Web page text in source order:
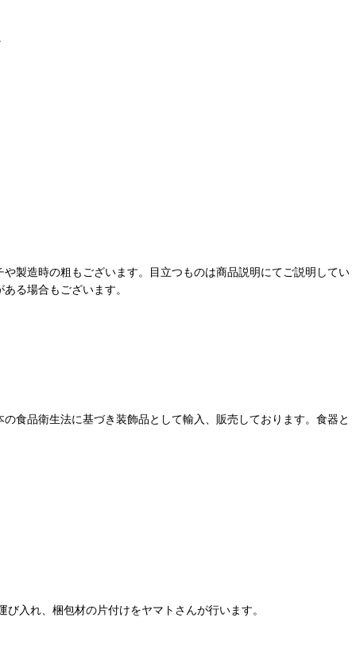
製造時の粗もございます。目立つものは商品説明にてご説明してい
る場合もございます。
食品衛生法に基づき装飾品として輸入、販売しております。食器と
入れ、梱包材の片付けをヤマトさんが行います。